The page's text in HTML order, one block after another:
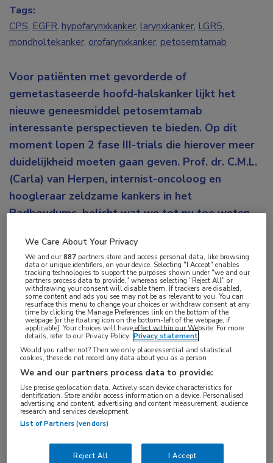
Voor patiënten met gevorderde of
gemetastaseerde hoofd-halskanker lijkt het
nieuwe geneesmiddel petosemtamab
interessante perspectieven te bieden. Op dit
moment lopen 2 fase III-trials die hierover meer
duidelijkheid moeten gaan geven. Prof. dr. C.M.L.
(Carla) van Herpen, internist-oncoloog en
hoogleraar zeldzame kankers in het
Radboudumc, belicht wat we tot nu toe weten
De huidige situatie bij de behandeling van hoofd-
halskanker is dat een deel van de patiënten geneest,
maar dat de ziekte in een aantal gevallen
terugkeert. “Dan kijken we naar de combined PD-L1
score (CPS)”, vertelt Van Herpen. “Is die boven de
20 dan komt de patiënt voor behandeling met
pembrolizumab in aanmerking. Tussen de 1 en 20
voor pembrolizumab met chemotherapie. En is de
score nul dan bieden we palliatieve chemotherapie
met doelgerichte therapie.”
uit 2019. “Dit is eerstelijnstherapie”, zegt
Tags:
CPS, EGFR, hypofarynxkanker, larynxkanker, LGR5,
mondholtekanker, orofarynxkanker, petosemtamab
We Care About Your Privacy
We and our887 partners store and access personal data, like browsing
data or unique identifiers, on your device. Selecting "I Accept" enables
tracking technologies to support the purposes shown under "we and our
partners process data to provide," whereas selecting "Reject All" or
withdrawing your consent will disable them. If trackers are disabled,
some content and ads you see may not be as relevant to you. You can
resurface this menu to change your choices or withdraw consent at any
time by clicking the Manage Preferences link on the bottom of the
webpage [or the floating icon on the bottom-left of the webpage, if
applicable]. Your choices will have effect within our Website. For more
details, refer to our Privacy Policy. Privacy statement
Would you rather not? Then we only place essential and statistical
cookies, these do not record any data about you as a person
We and our partners process data to provide:
Use precise geolocation data. Actively scan device characteristics for
identification. Store and/or access information on a device. Personalised
advertising and content, advertising and content measurement, audience
research and services development.
List of Partners (vendors)
Reject All I Accept